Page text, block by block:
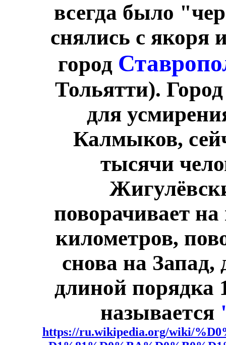
всегда было
снялись с якоря
город
Тольятти).
для
Калмыков,
тысячи
поворачивает
километров,
снова на
длиной порядка
называется
https://ru.wikipedia.org/wiki/